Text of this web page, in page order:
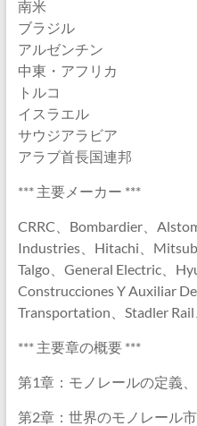
南米
ブラジル
アルゼンチン
中東・アフリカ
トルコ
イスラエル
サウジアラビア
アラブ首長国連邦
*** 主要メーカー ***
CRRC、Bombardier、
Industries、Hitachi、
Talgo、General Electric、
Construcciones Y Auxiliar
Transportation、Stadler
*** 主要章の概要 ***
第1章：モノレールの定義
第2章：世界のモノレール